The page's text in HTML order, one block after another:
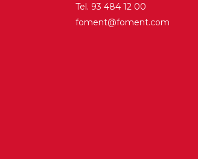
Tel. 93 484 12 00
foment@foment.com